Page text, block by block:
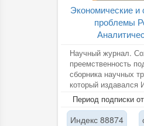
Экономические
проблемы
Научный журнал.
преемственность
сборника научных
который
1998 г. Содержит
и рецензии....
Период подписки
Индекс 88874